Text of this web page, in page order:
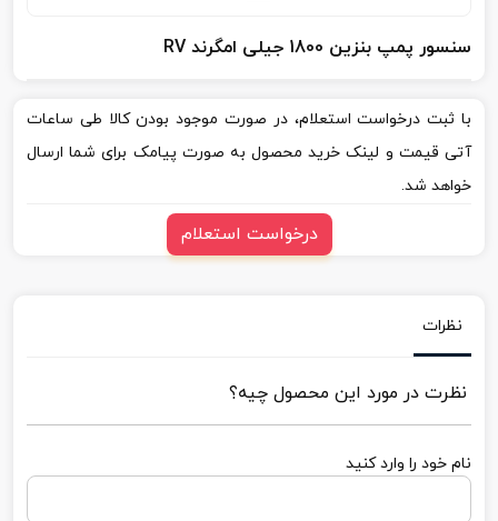
سنسور پمپ بنزین 1800 جیلی امگرند RV
با ثبت درخواست استعلام، در صورت موجود بودن کالا طی ساعات
آتی قیمت و لینک خرید محصول به صورت پیامک برای شما ارسال
خواهد شد.
درخواست استعلام
نظرات
نظرت در مورد این محصول چیه؟
نام خود را وارد کنید